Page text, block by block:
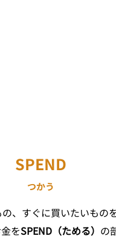
SPEND
つかう
、すぐに買いたいもの
をSPEND（ためる） の